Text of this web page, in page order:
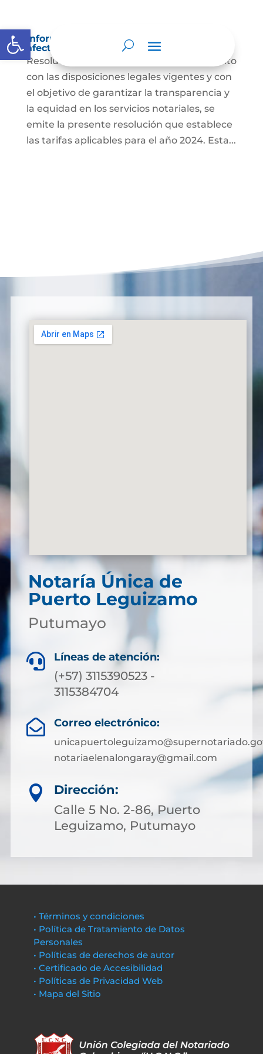
Abrir barra de herramientas
Información sobre decisiones que puede
afectar al público
Resolución 00773 de 2024 En cumplimiento
con las disposiciones legales vigentes y con
el objetivo de garantizar la transparencia y
la equidad en los servicios notariales, se
emite la presente resolución que establece
las tarifas aplicables para el año 2024. Esta...
Notaría Única de
Puerto Leguizamo
Putumayo
 Líneas de atención:
(+57) 3115390523 -
3115384704
 Correo electrónico:
notariaelenalongaray@gmail.com

Dirección:
Calle 5 No. 2-86, Puerto
Leguizamo, Putumayo
• Términos y condiciones
• Política de Tratamiento de Datos
Personales
• Políticas de derechos de autor
• Certificado de Accesibilidad
• Políticas de Privacidad Web
• Mapa del Sitio